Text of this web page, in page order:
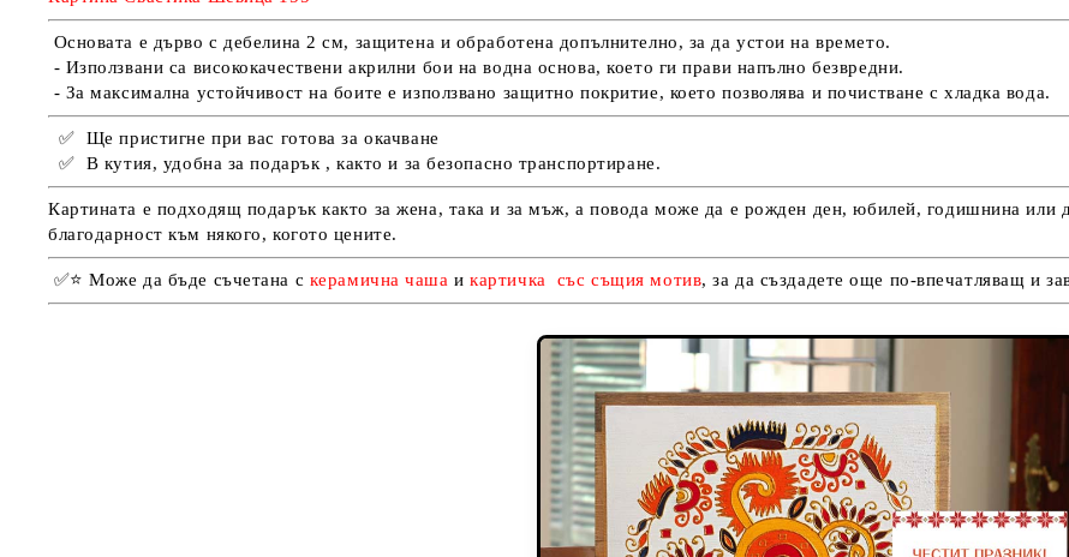
Основата е дърво с дебелина 2 см, защитена и обработена допълнително, за да устои на времето.
- Използвани са висококачествени акрилни бои на водна основа, което ги прави напълно безвредни.
- За максимална устойчивост на боите е използвано защитно покритие, което позволява и почистване с хладка вода.
✅
Ще пристигне при вас готова за окачване
✅
В кутия, удобна за подарък , както и за безопасно транспортиране.
Картината е подходящ подарък както за жена, така и за мъж, а повода може да е рожден ден, юбилей, годишнина или
благодарност към някого, когото цените.
✅⭐Може да бъде съчетана с керамична чаша и картичка със същия мотив, за да създадете още по-впечатляващ и